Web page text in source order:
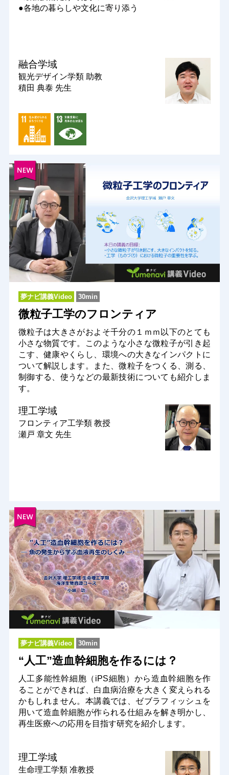
●各地の暮らしや文化に寄り添う
融合学域
観光デザイン学類 助教
積田 典泰 先生
夢ナビ講義Video 30min
微粒子工学のフロンティア
微粒子は大きさがおよそ千分の１ｍｍ以下のとても
小さな物質です。このような小さな微粒子が引き起
こす、健康やくらし、環境への大きなインパクトに
ついて解説します。また、微粒子をつくる、測る、
制御する、使うなどの最新技術についても紹介しま
す。
理工学域
フロンティア工学類 教授
瀬戸 章文 先生
夢ナビ講義Video 30min
“人工”造血幹細胞を作るには？
人工多能性幹細胞（iPS細胞）から造血幹細胞を作
ることができれば、白血病治療を大きく変えられる
かもしれません。本講義では、ゼブラフィッシュを
用いて造血幹細胞が作られる仕組みを解き明かし、
再生医療への応用を目指す研究を紹介します。
理工学域
生命理工学類 准教授